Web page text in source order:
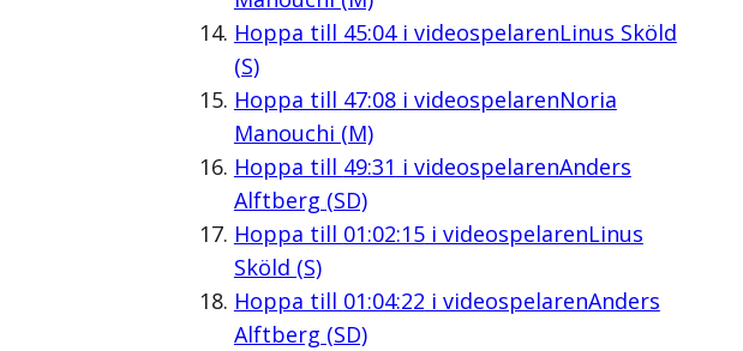
Hoppa till 45:04i videospelarenLinus Sköld
(S)
Hoppa till 47:08i videospelarenNoria
Manouchi (M)
Hoppa till 49:31 i videospelarenAnders
Alftberg (SD)
Hoppa till 01:02:15i videospelarenLinus
Sköld (S)
Hoppa till 01:04:22 i videospelarenAnders
Alftberg (SD)